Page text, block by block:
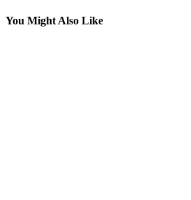
You Might Also Like